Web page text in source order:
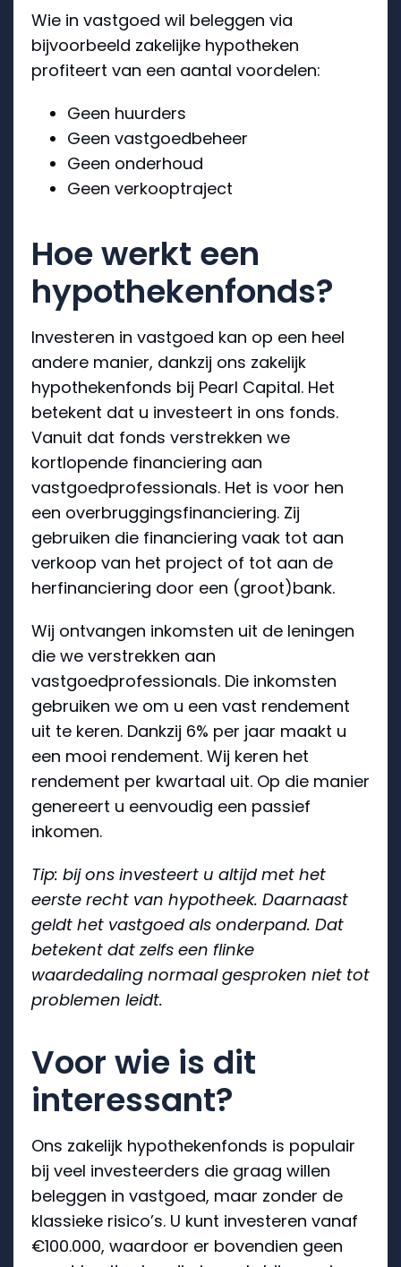
Wie in vastgoed wil beleggen via
bijvoorbeeld zakelijke hypotheken
profiteert van een aantal voordelen:
Geen huurders
Geen vastgoedbeheer
Geen onderhoud
Geen verkooptraject
Hoe werkt een
hypothekenfonds?
Investeren in vastgoed kan op een heel
andere manier, dankzij ons zakelijk
hypothekenfonds bij Pearl Capital. Het
betekent dat u investeert in ons fonds.
Vanuit dat fonds verstrekken we
kortlopende financiering aan
vastgoedprofessionals. Het is voor hen
een overbruggingsfinanciering. Zij
gebruiken die financiering vaak tot aan
verkoop van het project of tot aan de
herfinanciering door een (groot)bank.
Wij ontvangen inkomsten uit de leningen
die we verstrekken aan
vastgoedprofessionals. Die inkomsten
gebruiken we om u een vast rendement
uit te keren. Dankzij 6% per jaar maakt u
een mooi rendement. Wij keren het
rendement per kwartaal uit. Op die manier
genereert u eenvoudig een passief
inkomen.
Tip: bij ons investeert u altijd met het
eerste recht van hypotheek. Daarnaast
geldt het vastgoed als onderpand. Dat
betekent dat zelfs een flinke
waardedaling normaal gesproken niet tot
problemen leidt.
Voor wie is dit
interessant?
Ons zakelijk hypothekenfonds is populair
bij veel investeerders die graag willen
beleggen in vastgoed, maar zonder de
klassieke risico’s. U kunt investeren vanaf
€100.000, waardoor er bovendien geen